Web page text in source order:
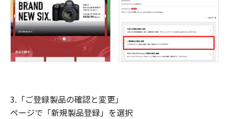
3.「ご登録製品の確認と変更」
ページで「新規製品登録」を選択